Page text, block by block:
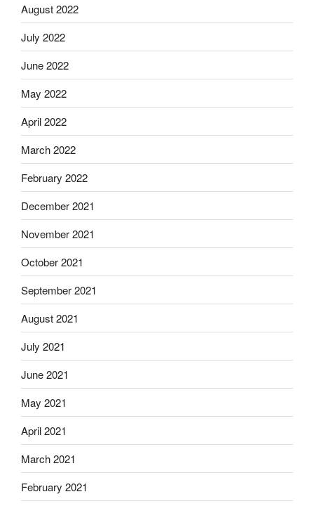
August 2022
July 2022
June 2022
May 2022
April 2022
March 2022
February 2022
December 2021
November 2021
October 2021
September 2021
August 2021
July 2021
June 2021
May 2021
April 2021
March 2021
February 2021